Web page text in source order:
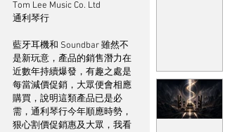
Tom Lee Music Co. Ltd
通利琴行
藍牙耳機和 Soundbar 雖然不
是新玩意，產品的銷售潛力在
近數年持續爆發，有趣之處是
每當減價促銷，大眾便會相應
購買，說明這類產品已是必
需，通利琴行今年順應時勢，
狠心割價促銷惠及大眾，我看